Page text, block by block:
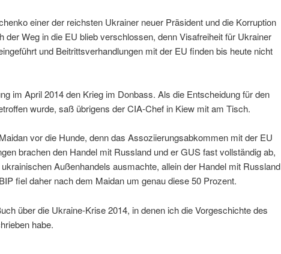
einer der reichsten Ukrainer neuer Präsident und die Korruption
der Weg in die EU blieb verschlossen, denn Visafreiheit für Ukrainer
und Beitrittsverhandlungen mit der EU finden bis heute nicht
im April 2014 den Krieg im Donbass. Als die Entscheidung für den
wurde, saß übrigens der CIA-Chef in Kiew mit am Tisch.
vor die Hunde, denn das Assoziierungsabkommen mit der EU
brachen den Handel mit Russland und er GUS fast vollständig ab,
Außenhandels ausmachte, allein der Handel mit Russland
fiel daher nach dem Maidan um genau diese 50 Prozent.
über die Ukraine-Krise 2014, in denen ich die Vorgeschichte des
habe.